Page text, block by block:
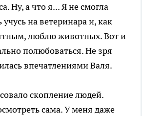
Ну, а что я... Я не смогла
учусь на ветеринара и, как
люблю животных. Вот и
полюбоваться. Не зря
впечатлениями Валя.
скопление людей.
сама. У меня даже